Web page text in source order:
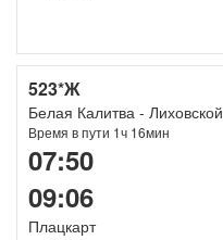
523*Ж
Белая Калитва - Лиховской
Время в пути 1ч 16мин
07:50
09:06
Плацкарт